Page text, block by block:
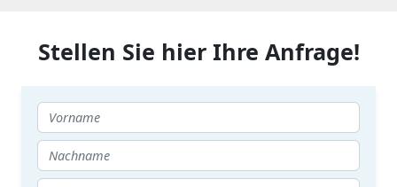
Stellen Sie hier Ihre Anfrage!